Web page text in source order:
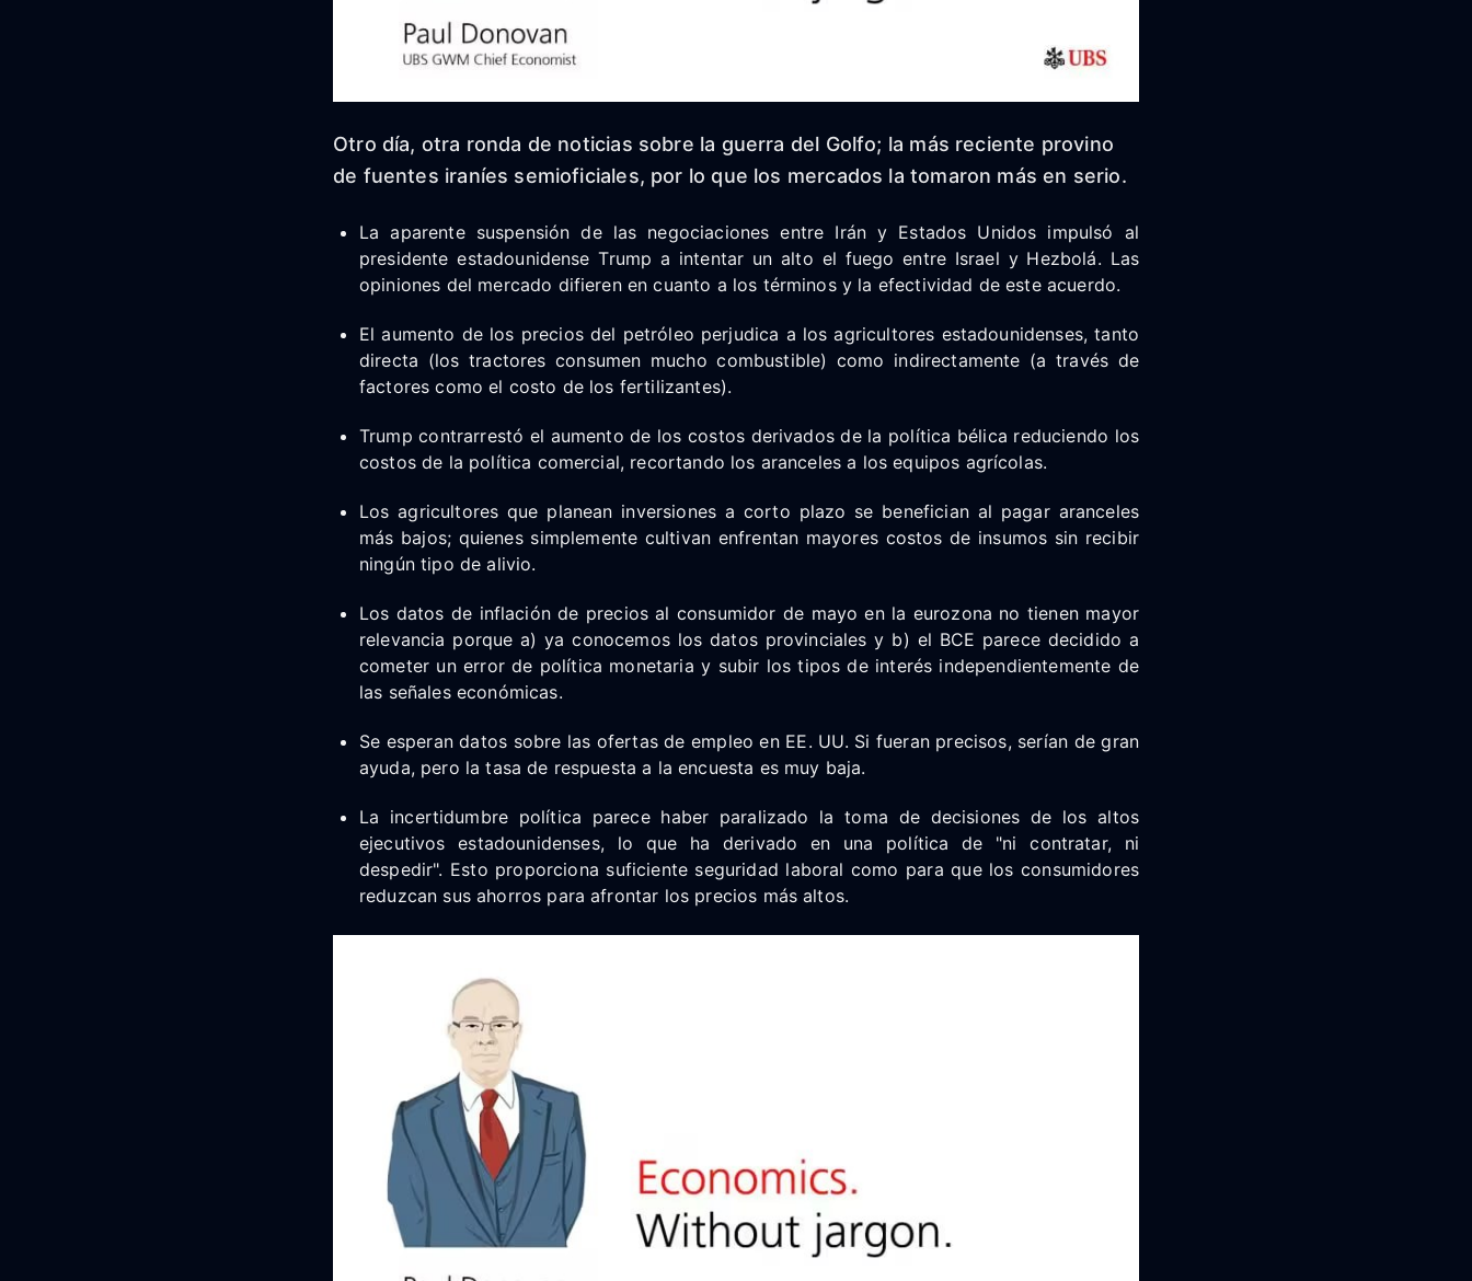
Otro día, otra ronda de noticias sobre la guerra del Golfo; la más reciente provino
de fuentes iraníes semioficiales, por lo que los mercados la tomaron más en serio.
La aparente suspensión de las negociaciones entre Irán y Estados Unidos impulsó al
presidente estadounidense Trump a intentar un alto el fuego entre Israel y Hezbolá. Las
opiniones del mercado difieren en cuanto a los términos y la efectividad de este acuerdo.
El aumento de los precios del petróleo perjudica a los agricultores estadounidenses, tanto
directa (los tractores consumen mucho combustible) como indirectamente (a través de
factores como el costo de los fertilizantes).
Trump contrarrestó el aumento de los costos derivados de la política bélica reduciendo los
costos de la política comercial, recortando los aranceles a los equipos agrícolas.
Los agricultores que planean inversiones a corto plazo se benefician al pagar aranceles
más bajos; quienes simplemente cultivan enfrentan mayores costos de insumos sin recibir
ningún tipo de alivio.
Los datos de inflación de precios al consumidor de mayo en la eurozona no tienen mayor
relevancia porque a) ya conocemos los datos provinciales y b) el BCE parece decidido a
cometer un error de política monetaria y subir los tipos de interés independientemente de
las señales económicas.
Se esperan datos sobre las ofertas de empleo en EE. UU. Si fueran precisos, serían de gran
ayuda, pero la tasa de respuesta a la encuesta es muy baja.
La incertidumbre política parece haber paralizado la toma de decisiones de los altos
ejecutivos estadounidenses, lo que ha derivado en una política de "ni contratar, ni
despedir". Esto proporciona suficiente seguridad laboral como para que los consumidores
reduzcan sus ahorros para afrontar los precios más altos.